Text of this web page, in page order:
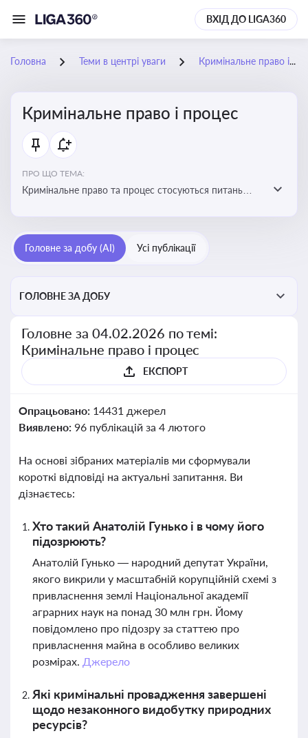
ВХІД ДО LIGA360
Головна Теми в центрі уваги Кримінальне право і процес
Кримінальне право і процес
ПРО ЩО ТЕМА:
Кримінальне право та процес стосуються питань
Головне за добу (AI) Усі публікації
ГОЛОВНЕ ЗА ДОБУ
Головне за 04.02.2026 по темі:
Кримінальне право і процес
ЕКСПОРТ
Опрацьовано: 14431 джерел
Виявлено: 96 публікацій за 4 лютого
На основі зібраних матеріалів ми сформували
короткі відповіді на актуальні запитання. Ви
дізнаєтесь:
Хто такий Анатолій Гунько і в чому його
підозрюють?
Анатолій Гунько — народний депутат України,
якого викрили у масштабній корупційній схемі з
привласнення землі Національної академії
аграрних наук на понад 30 млн грн. Йому
повідомлено про підозру за статтею про
привласнення майна в особливо великих
розмірах. Джерело
Які кримінальні провадження завершені
щодо незаконного видобутку природних
ресурсів?